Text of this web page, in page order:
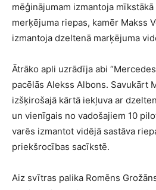
mēģinājumam izmantoja mīkstākā
merķējuma riepas, kamēr Makss
izmantoja dzeltenā marķējuma
Ātrāko apli uzrādīja abi
pacēlās Alekss Albons. Savukārt
izšķirošajā kārtā iekļuva ar
un vienīgais no vadošajiem 10
varēs izmantot vidējā sastāva
priekšrocības sacīkstē.
Aiz svītras palika Romēns